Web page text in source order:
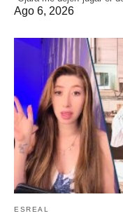
Ago 6, 2026
ESREAL